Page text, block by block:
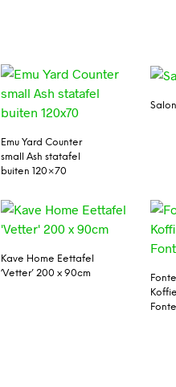
Emu Yard Counter
small Ash statafel
buiten 120×70
Kave Home Eettafel
‘Vetter’ 200 x 90cm